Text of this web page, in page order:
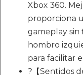
Xbox 360.
proporciona
gameplay sin
hombro
para facilitar
?【Sentidos